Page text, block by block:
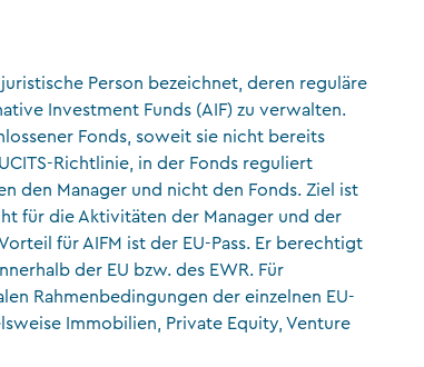
Liechtenstein
Person bezeichnet, deren reguläre
Investment Funds (AIF) zu verwalten.
Fonds, soweit sie nicht bereits
Richtlinie, in der Fonds reguliert
den Manager und nicht den Fonds. Ziel ist
für die Aktivitäten der Manager und der
für AIFM ist der EU-Pass. Er berechtigt
der EU bzw. des EWR. Für
Rahmenbedingungen der einzelnen EU-
Immobilien, Private Equity, Venture